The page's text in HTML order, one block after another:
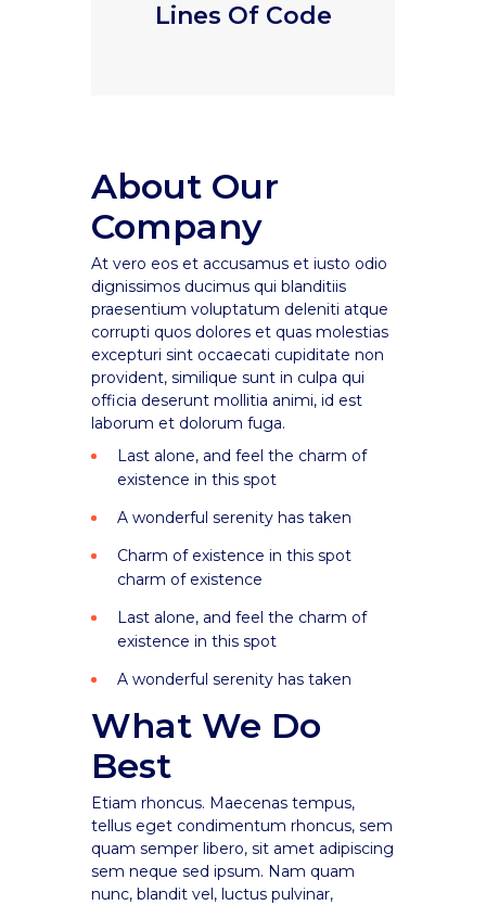
Lines Of Code
About Our
Company
At vero eos et accusamus et iusto odio
dignissimos ducimus qui blanditiis
praesentium voluptatum deleniti atque
corrupti quos dolores et quas molestias
excepturi sint occaecati cupiditate non
provident, similique sunt in culpa qui
officia deserunt mollitia animi, id est
laborum et dolorum fuga.
Last alone, and feel the charm of
existence in this spot
A wonderful serenity has taken
Charm of existence in this spot
charm of existence
Last alone, and feel the charm of
existence in this spot
A wonderful serenity has taken
What We Do
Best
Etiam rhoncus. Maecenas tempus,
tellus eget condimentum rhoncus, sem
quam semper libero, sit amet adipiscing
sem neque sed ipsum. Nam quam
nunc, blandit vel, luctus pulvinar,